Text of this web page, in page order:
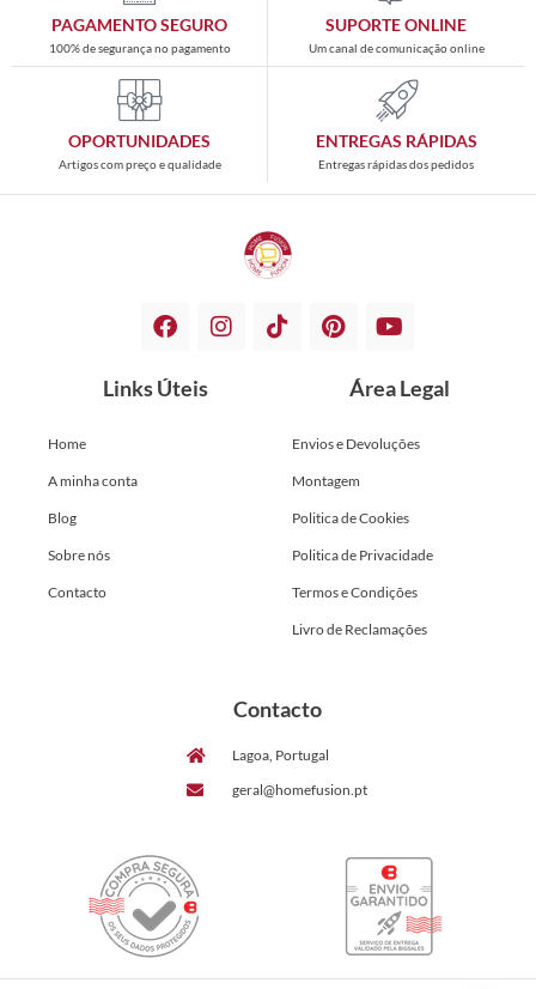
PAGAMENTO SEGURO
100% de segurança no pagamento
SUPORTE ONLINE
Um canal de comunicação online
OPORTUNIDADES
Artigos com preço e qualidade
ENTREGAS RÁPIDAS
Entregas rápidas dos pedidos
Links Úteis
Home
A minha conta
Blog
Sobre nós
Contacto
Área Legal
Envios e Devoluções
Montagem
Politica de Cookies
Politica de Privacidade
Termos e Condições
Livro de Reclamações
Contacto
Lagoa, Portugal
geral@homefusion.pt